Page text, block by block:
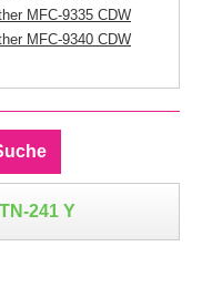
MFC-9335 CDW
MFC-9340 CDW
241 Y